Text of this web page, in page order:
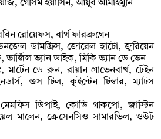
গেসিম ইয়াসিন, আয়ুব আমাইমুনি
রোয়েফস, বার্থ ফারব্রুগেন
ডামফ্রিস, জোরেল হাটো, জুরিয়েন
ভার্জিল ভ্যান ডাইক, মিকি ভ্যান ডে ভেন
মার্টেন ডে রুন, রায়ান গ্রাভেনবার্খ, টেইন
গুস টিল, কুইন্টেন টিম্বার, ম্যাটস
মেমফিস ডিপাই, কোডি গাকপো, জাস্টিন
মালেন, ক্রেসেনসিও সামারভিল, ওউট